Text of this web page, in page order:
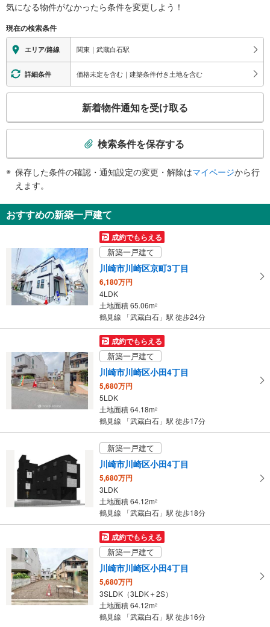
※段差なしでの移動経路
地上⇔改札：○
改札⇔ホーム：
１番線ホーム：○
２番線ホーム：×
その他
・点字運賃表
気になる物件がなかったら条件を変更しよう！
現在の検索条件
エリア/路線 関東｜武蔵白石駅
詳細条件 価格未定を含む｜建築条件付き土地を含む
検
知
を
け
る
・
イ
ペ
ー
ジ
存
新着物件通知を受け取る
検索条件を保存する
保存した条件の確認・通知設定の変更・解除はマイページから行
えます。
おすすめの新築一戸建て
成約でもらえる
新築一戸建て
川崎市川崎区京町3丁目
6,180万円
4LDK
土地面積 65.06m2
鶴見線 「武蔵白石」駅 徒歩24分
成約でもらえる
新築一戸建て
川崎市川崎区小田4丁目
5,680万円
5LDK
土地面積 64.18m2
鶴見線 「武蔵白石」駅 徒歩17分
新築一戸建て
川崎市川崎区小田4丁目
5,680万円
3LDK
土地面積 64.12m2
鶴見線 「武蔵白石」駅 徒歩18分
成約でもらえる
新築一戸建て
川崎市川崎区小田4丁目
5,680万円
3SLDK（3LDK＋2S）
土地面積 64.12m2
鶴見線 「武蔵白石」駅 徒歩16分